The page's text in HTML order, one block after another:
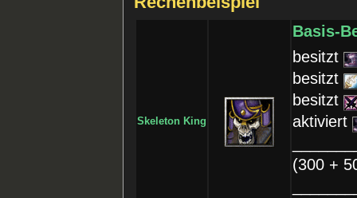
Skeleton King
Basis-
besitzt
besitzt
besitzt
aktiviert
(300 +